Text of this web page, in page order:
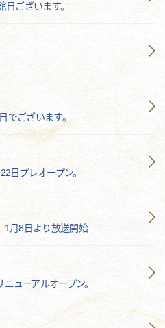
ございます。
でございます。
日プレオープン。
1月8日より放送開始
ューアルオープン。